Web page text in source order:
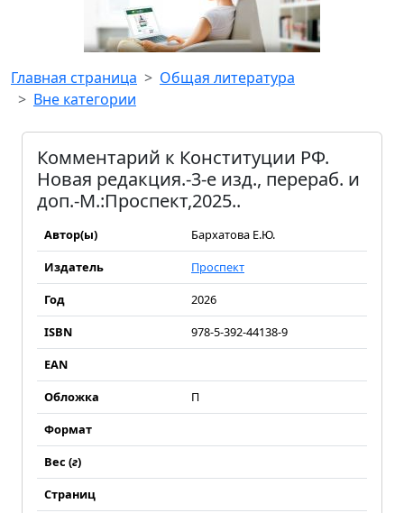
Главная страница
Общая литература
Вне категории
Комментарий к Конституции РФ.
Новая редакция.-3-е изд., перераб. и
доп.-М.:Проспект,2025..
Автор(ы)
Бархатова Е.Ю.
Издатель
Проспект
Год
2026
ISBN
978-5-392-44138-9
EAN
Обложка
П
Формат
Вес (г)
Страниц